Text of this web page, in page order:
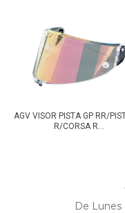
AGV VISOR PISTA GP RR/
R/CORSA R...
De Lunes